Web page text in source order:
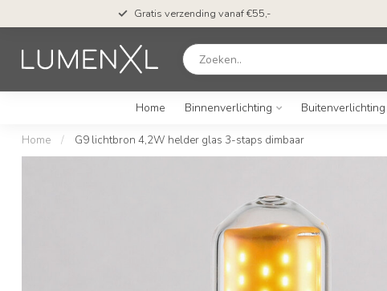
Gratis verzending vanaf €55,-
Home Binnenverlichting Buitenverlichting
Home / G9 lichtbron 4,2W helder glas 3-staps dimbaar